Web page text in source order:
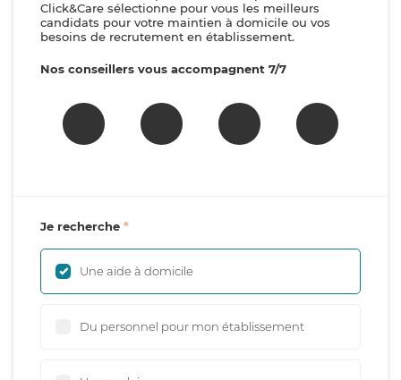
Click&Care sélectionne pour vous les meilleurs
candidats pour votre maintien à domicile ou vos
besoins de recrutement en établissement.
Nos conseillers vous accompagnent 7/7
Je recherche
Une aide à domicile
Du personnel pour mon établissement